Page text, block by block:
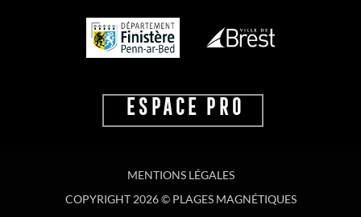
ESPACE PRO
MENTIONS LÉGALES
COPYRIGHT 2026 © PLAGES MAGNÉTIQUES